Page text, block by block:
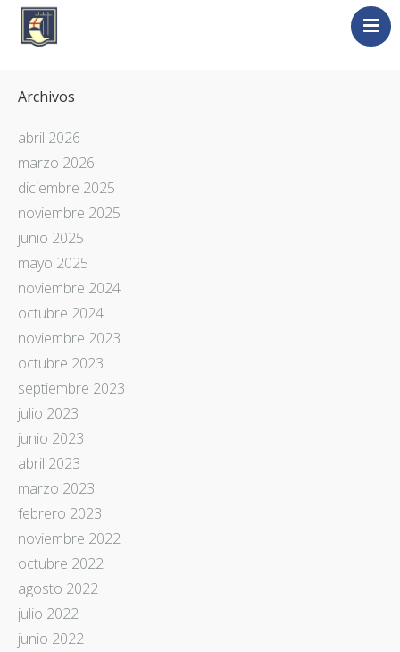
Liguri nel Mondo
Universidad de Génova
Novedades
Italia / Italiano
Archivos
abril 2026
marzo 2026
diciembre 2025
noviembre 2025
junio 2025
mayo 2025
noviembre 2024
octubre 2024
noviembre 2023
octubre 2023
septiembre 2023
julio 2023
junio 2023
abril 2023
marzo 2023
febrero 2023
noviembre 2022
octubre 2022
agosto 2022
julio 2022
junio 2022